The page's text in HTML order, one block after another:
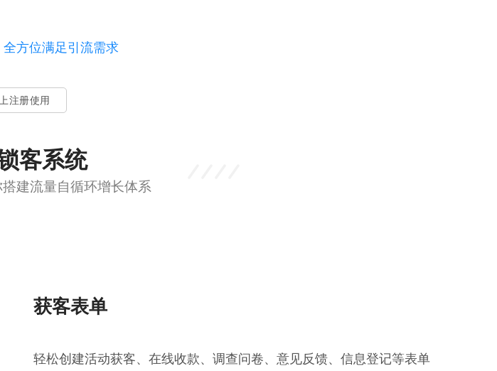
方位满足引流需求
注册使用
客系统
建流量自循环增长体系
获客表单
轻松创建活动获客、在线收款、调查问卷、意见反馈、信息登记等表单